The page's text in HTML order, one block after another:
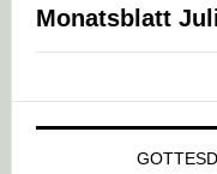
Monatsblatt